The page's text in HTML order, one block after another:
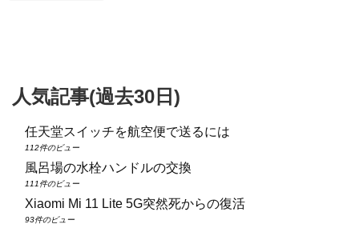
人気記事(過去30日)
任天堂スイッチを航空便で送るには
112件のビュー
風呂場の水栓ハンドルの交換
111件のビュー
Xiaomi Mi 11 Lite 5G突然死からの復活
93件のビュー